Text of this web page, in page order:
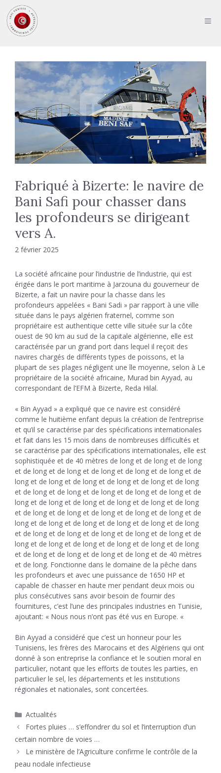
au
contenu
Fabriqué à Bizerte: le navire de
Bani Safi pour chasser dans
les profondeurs se dirigeant
vers A.
2 février 2025
La société africaine pour l’industrie de l’industrie, qui est
érigée dans le port maritime à Jarzouna du gouverneur de
Bizerte, a fait un navire pour la chasse dans les
profondeurs appelées « Bani Sadi » par rapport à une ville
située dans le pays algérien fraternel, comme son
propriétaire est authentique cette ville située sur la côte
ouest de 90 km au sud de la capitale algérienne, elle est
caractérisée par un grand port dans lequel il reçoit des
navires chargés de différents types de poissons, et la
plupart de ses plages négligent une île moyenne, selon à Le
propriétaire de la société africaine, Murad bin Ayyad, au
correspondant de l’EFM à Bizerte, Reda Hilal.
« Bin Ayyad » a expliqué que ce navire est considéré
comme le huitième enfant depuis la création de l’entreprise
et qu’il se caractérise par des spécifications internationales
et fait dans les 15 mois dans de nombreuses difficultés et
se caractérise par des spécifications internationales, elle est
sophistiquée et de 40 mètres de long et de long et de long
et de long et de long et de long et de long et de long et de
long et de long et de long et de long et de long et de long
et de long et de long et de long et de long et de long et de
long et de long et de long et de long et de long et de long
et de long et de long et de long et de long et de long et de
long et de long et de long et de long et de long et de long
et de long et de long et de long et de long et de long et de
long et de long et de long et de long et de long et de long
et de long et de long et de long et de long et de 40 mètres
et de long. Fonctionne dans le domaine de la pêche dans
les profondeurs et avec une puissance de 1650 HP et
capable de chasser en haute mer pendant deux mois ou
plus consécutives sans avoir besoin de fournir des
fournitures, c’est l’une des principales industries en Tunisie,
ajoutant: « Nous nous n’ont pas été vus en Europe. «
Bin Ayyad a considéré que c’est un honneur pour les
Tunisiens, les frères des Marocains et des Algériens qui ont
donné à son entreprise la confiance et le soutien moral en
particulier, notant que les efforts de toutes les parties, en
particulier le sel, les départements et les institutions
régionales et nationales, sont concertées.
Catégories
Actualités
Fortes pluies … s’effondrer du sol et l’interruption d’un
certain nombre de voies …
Le ministère de l’Agriculture confirme le contrôle de la
peau nodale infectieuse